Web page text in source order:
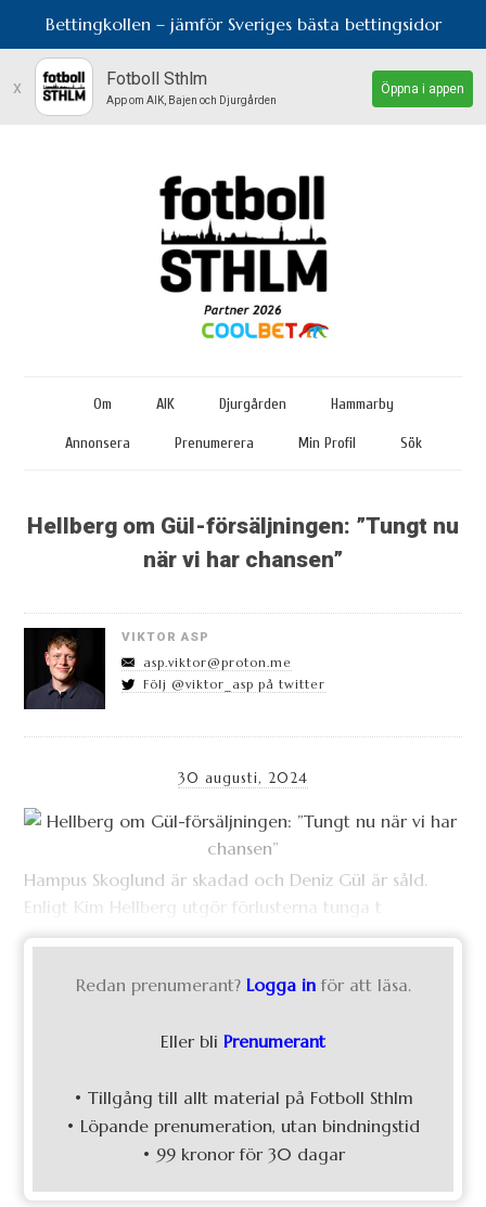
Bettingkollen – jämför Sveriges bästa bettingsidor
x Fotboll Sthlm
App om AIK, Bajen och Djurgården
Öppna i appen
Om AIK Djurgården Hammarby
Annonsera Prenumerera Min Profil Sök
Hellberg om Gül-försäljningen: ”Tungt nu
när vi har chansen”
VIKTOR ASP
asp.viktor@proton.me
Följ @viktor_asp på twitter
30 augusti, 2024
Hampus Skoglund är skadad och Deniz Gül är såld.
Enligt Kim Hellberg utgör förlusterna tunga t
Redan prenumerant? Logga in för att läsa.
Eller bli Prenumerant
• Tillgång till allt material på Fotboll Sthlm
• Löpande prenumeration, utan bindningstid
• 99 kronor för 30 dagar